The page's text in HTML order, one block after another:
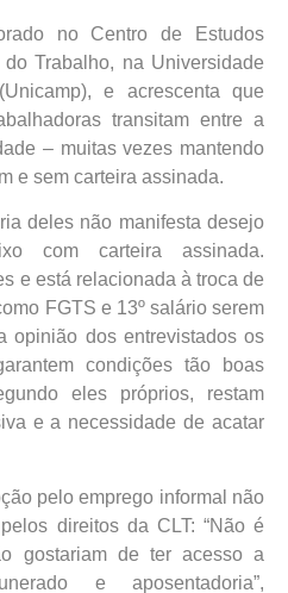
no Centro de Estudos
Trabalho, na Universidade
e acrescenta que
transitam entre a
– muitas vezes mantendo
e sem carteira assinada.
deles não manifesta desejo
com carteira assinada.
e está relacionada à troca de
FGTS e 13º salário serem
opinião dos entrevistados os
condições tão boas
eles próprios, restam
e a necessidade de acatar
pelo emprego informal não
direitos da CLT: “Não é
gostariam de ter acesso a
e aposentadoria”,